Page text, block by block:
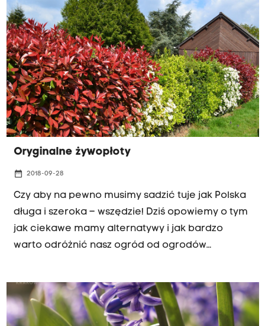
tym pewne: najgroźniejsze dla roślin w ogrodzie
są bezśnieżne i mroźne zimy z długo
utrzymującym się mrozem, bez okresów odwilży.
Wrażliwsze na mróz rośliny lub te, które w
ogrodzie posadziliśmy niedawno, mogą nie
przetrwać takich warunków, dlatego wcześniej
należy je okryć.
Oryginalne żywopłoty
date_range 2018-09-28
Czy aby na pewno musimy sadzić tuje jak Polska
długa i szeroka – wszędzie! Dziś opowiemy o tym
jak ciekawe mamy alternatywy i jak bardzo
warto odróżnić nasz ogród od ogrodów